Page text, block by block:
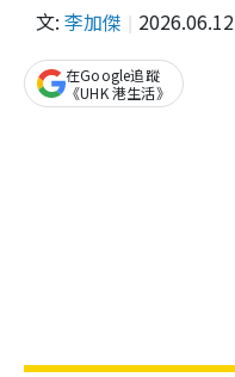
文: 李加傑 2026.06.12
在Google追蹤
《UHK 港生活》